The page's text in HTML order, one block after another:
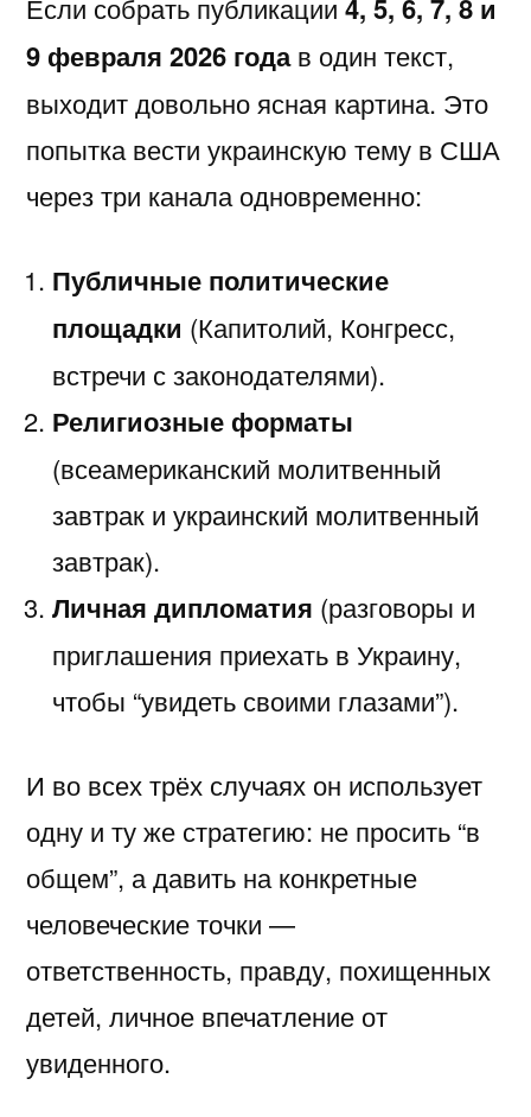
Если собрать публикации 4, 5, 6, 7, 8 и
9 февраля 2026 годав один текст,
выходит довольно ясная картина. Это
попытка вести украинскую тему в США
через три канала одновременно:
Публичные политические
площадки (Капитолий, Конгресс,
встречи с законодателями).
Религиозные форматы
(всеамериканский молитвенный
завтрак и украинский молитвенный
завтрак).
Личная дипломатия (разговоры и
приглашения приехать в Украину,
чтобы “увидеть своими глазами”).
И во всех трёх случаях он использует
одну и ту же стратегию: не просить “в
общем”, а давить на конкретные
человеческие точки —
ответственность, правду, похищенных
детей, личное впечатление от
увиденного.